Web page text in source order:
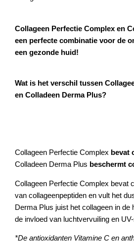
Collageen Perfectie Complex en
een perfecte combinatie voor de
een gezonde huid!
Wat is het verschil tussen
en Colladeen Derma Plus?
Collageen Perfectie Complex bevat
Colladeen Derma Plus beschermt
Collageen Perfectie Complex bevat
van collageenpeptiden en vult het
Derma Plus juist het collageen in de
de invloed van luchtvervuiling en
*De antioxidanten Vitamine C en